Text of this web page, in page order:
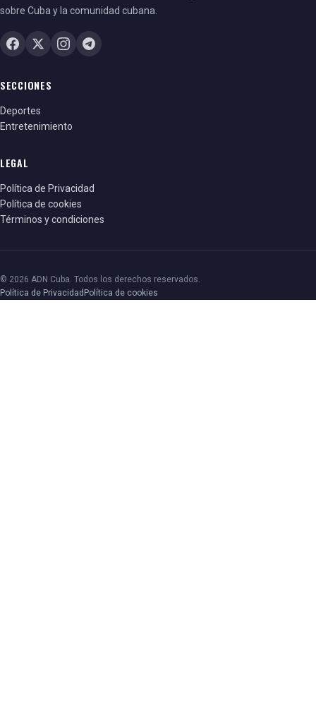
sobre Cuba y la comunidad cubana.
SECCIONES
Deportes
Entretenimiento
LEGAL
Política de Privacidad
Política de cookies
Términos y condiciones
© 2026 ADN Cuba. Todos los derechos reservados.
Política de Privacidad Política de cookies